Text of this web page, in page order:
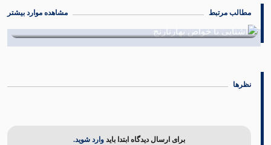
مطالب مرتبط مشاهده موارد بیشتر
نظرها
برای ارسال دیدگاه ابتدا باید وارد شوید.